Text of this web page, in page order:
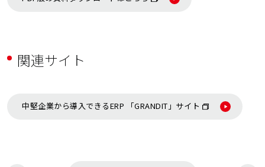
関連サイト
中堅企業から導入できるERP 「GRANDIT」サイト